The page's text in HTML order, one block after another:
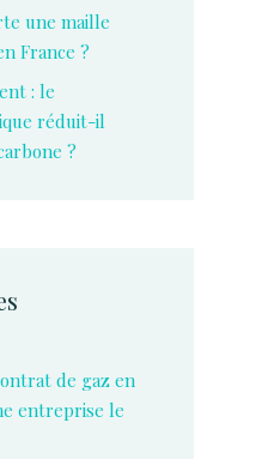
une maille
France ?
: le
réduit-il
?
de gaz en
entreprise le